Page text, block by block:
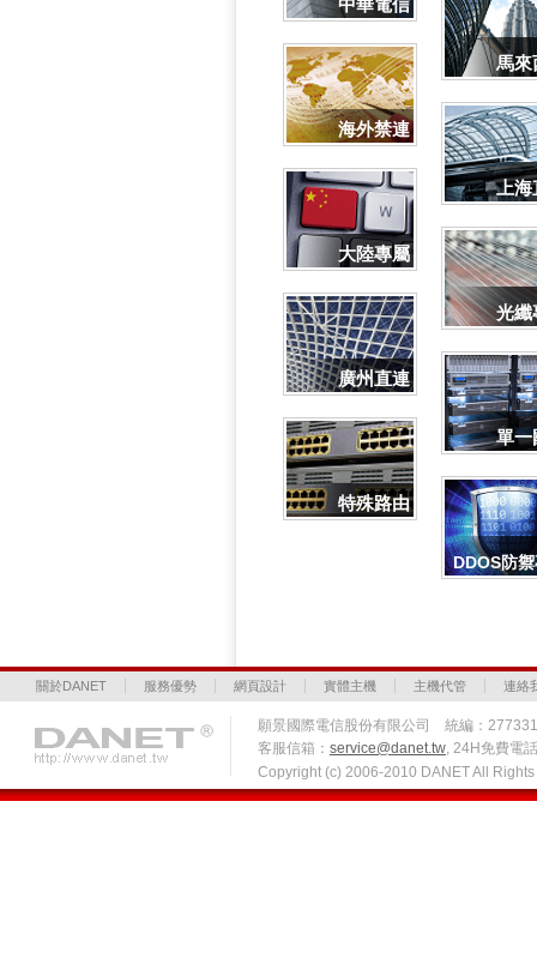
中華電信
海外禁連
大陸專屬
廣州直連
特殊路由
馬來
上海
光纖
單一
DDOS防
關於DANET 服務優勢 網頁設計 實體主機 主機代管 連絡
願景國際電信股份有限公司 統編：
客服信箱： service@danet.tw, 24H免費電
Copyright (c) 2006-2010 DANET All